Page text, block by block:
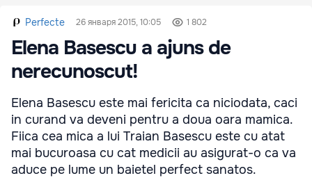
Perfecte 26 января 2015, 10:05 1 802
Elena Basescu a ajuns de
nerecunoscut!
Elena Basescu este mai fericita ca niciodata, caci
in curand va deveni pentru a doua oara mamica.
Fiica cea mica a lui Traian Basescu este cu atat
mai bucuroasa cu cat medicii au asigurat-o ca va
aduce pe lume un baietel perfect sanatos.